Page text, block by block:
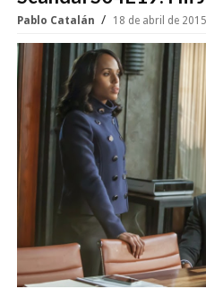
Pablo Catalán 18 de abril de 2015